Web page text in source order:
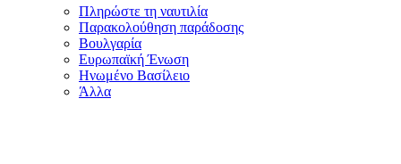
Πληρώστε τη ναυτιλία
Παρακολούθηση παράδοσης
Βουλγαρία
Ευρωπαϊκή Ένωση
Ηνωμένο Βασίλειο
Άλλα